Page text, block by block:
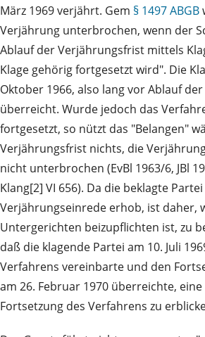
März 1969 verjährt. Gem § 1497 ABGB
Verjährung unterbrochen, wenn der
Ablauf der Verjährungsfrist mittels
Klage gehörig fortgesetzt wird". Die
Oktober 1966, also lang vor Ablauf
überreicht. Wurde jedoch das
fortgesetzt, so nützt das "Belangen"
Verjährungsfrist nichts, die
nicht unterbrochen (EvBl 1963/6, JBl
Klang[2] VI 656). Da die beklagte
Verjährungseinrede erhob, ist daher,
Untergerichten beizupflichten ist, zu
daß die klagende Partei am 10. Juli
Verfahrens vereinbarte und den
am 26. Februar 1970 überreichte,
Fortsetzung des Verfahrens zu